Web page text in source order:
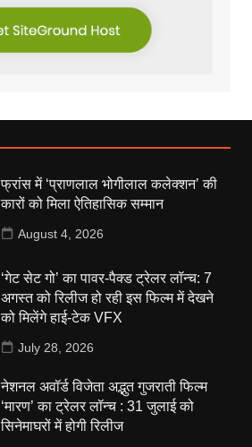
फ्रांस में ‘प्राणलाल भोगीलाल कलेक्शन’ की
कारों को मिला ऐतिहासिक सम्मान
August 4, 2026
‘गेट सेट गो’ का पावर-पैक्ड ट्रेलर लॉन्च: 7
अगस्त को रिलीज हो रही इस फिल्म में देखने
को मिलेंगे हाई-टेक VFX
July 28, 2026
नेशनल अवॉर्ड विजेता अद्भुत गुजराती फिल्म
‘मारण’ का ट्रेलर लॉन्च : 31 जुलाई को
सिनेमाघरों में होगी रिलीज